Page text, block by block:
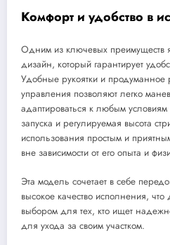
Комфорт и удобство в
Одним из ключевых преимуществ
дизайн, который гарантирует
Удобные рукоятки и продуманное
управления позволяют легко
адаптироваться к любым условиям
запуска и регулируемая высота
использования простым и
вне зависимости от его опыта и
Эта модель сочетает в себе
высокое качество исполнения,
выбором для тех, кто ищет
для ухода за своим участком.